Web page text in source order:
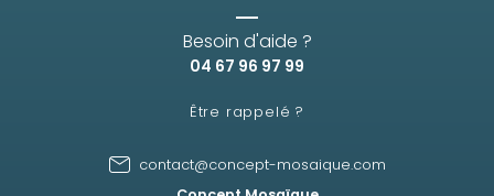
Besoin d'aide ?
04 67 96 97 99
Être rappelé ?
contact@concept-mosaique.com